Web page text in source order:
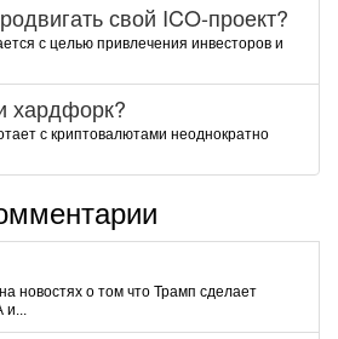
свой ICO-проект?
с целью привлечения инвесторов и
хардфорк?
с криптовалютами неоднократно
новостях о том что Трамп сделает
и...